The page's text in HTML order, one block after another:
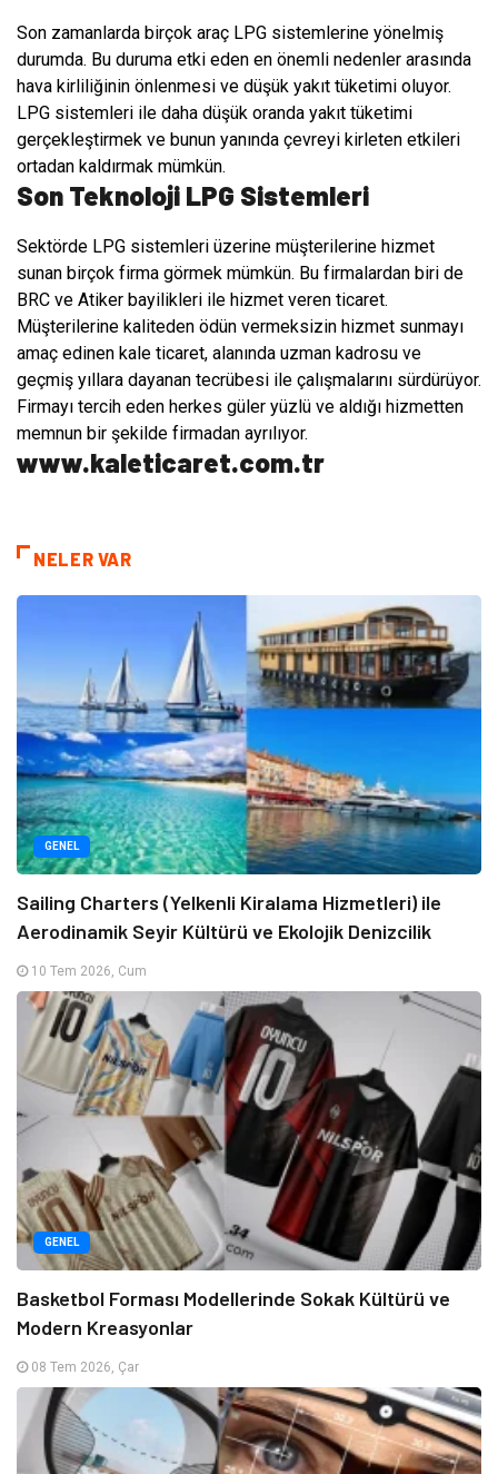
Son zamanlarda birçok araç LPG sistemlerine yönelmiş
durumda. Bu duruma etki eden en önemli nedenler arasında
hava kirliliğinin önlenmesi ve düşük yakıt tüketimi oluyor.
LPG sistemleri ile daha düşük oranda yakıt tüketimi
gerçekleştirmek ve bunun yanında çevreyi kirleten etkileri
ortadan kaldırmak mümkün.
Son Teknoloji LPG Sistemleri
Sektörde LPG sistemleri üzerine müşterilerine hizmet
sunan birçok firma görmek mümkün. Bu firmalardan biri de
BRC ve Atiker bayilikleri ile hizmet veren ticaret.
Müşterilerine kaliteden ödün vermeksizin hizmet sunmayı
amaç edinen kale ticaret, alanında uzman kadrosu ve
geçmiş yıllara dayanan tecrübesi ile çalışmalarını sürdürüyor.
Firmayı tercih eden herkes güler yüzlü ve aldığı hizmetten
memnun bir şekilde firmadan ayrılıyor.
www.kaleticaret.com.tr
NELER VAR
GENEL
Sailing Charters (Yelkenli Kiralama Hizmetleri) ile
Aerodinamik Seyir Kültürü ve Ekolojik Denizcilik
10 Tem 2026, Cum
GENEL
Basketbol Forması Modellerinde Sokak Kültürü ve
Modern Kreasyonlar
08 Tem 2026, Çar